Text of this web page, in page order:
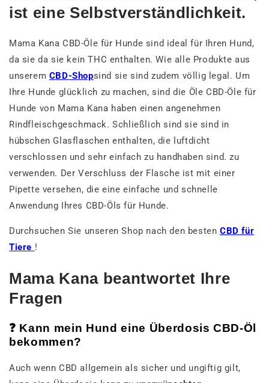
ist eine Selbstverständlichkeit.
Mama Kana CBD-Öle für Hunde sind ideal für Ihren Hund,
da sie da sie kein THC enthalten. Wie alle Produkte aus
unserem CBD-Shopsind sie sind zudem völlig legal. Um
Ihre Hunde glücklich zu machen, sind die Öle CBD-Öle für
Hunde von Mama Kana haben einen angenehmen
Rindfleischgeschmack. Schließlich sind sie sind in
hübschen Glasflaschen enthalten, die luftdicht
verschlossen und sehr einfach zu handhaben sind. zu
verwenden. Der Verschluss der Flasche ist mit einer
Pipette versehen, die eine einfache und schnelle
Anwendung Ihres CBD-Öls für Hunde.
Durchsuchen Sie unseren Shop nach den besten CBD für
Tiere !
Mama Kana beantwortet Ihre
Fragen
❓ Kann mein Hund eine Überdosis CBD-Öl
bekommen?
Auch wenn CBD allgemein als sicher und ungiftig gilt,